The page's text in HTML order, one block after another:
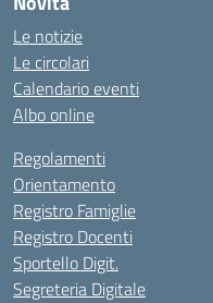
Le notizie
Le circolari
Calendario eventi
Albo online
Regolamenti
Orientamento
Registro Famiglie
Registro Docenti
Sportello Digit.
Segreteria Digitale